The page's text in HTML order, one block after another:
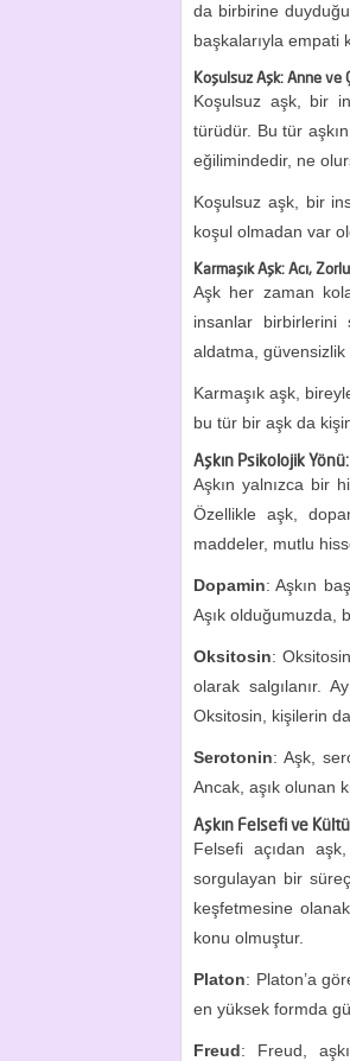
da birbirine
başkalarıyla empati
Koşulsuz Aşk: Anne ve
Koşulsuz aşk, bir
türüdür. Bu tür
eğilimindedir, ne
Koşulsuz aşk, bir
koşul olmadan var
Karmaşık Aşk: Acı,
Aşk her zaman
insanlar birbirlerini
aldatma,
Karmaşık aşk,
bu tür bir aşk da
Aşkın Psikolojik
Aşkın yalnızca bir
Özellikle aşk,
maddeler, mutlu
Dopamin: Aşkın
Aşık olduğumuzda,
Oksitosin:
olarak salgılanır.
Oksitosin, kişilerin
Serotonin: Aşk,
Ancak, aşık olunan
Aşkın Felsefi ve
Felsefi açıdan
sorgulayan bir
keşfetmesine
konu olmuştur.
Platon: Platon’a
en yüksek formda
Freud: Freud,